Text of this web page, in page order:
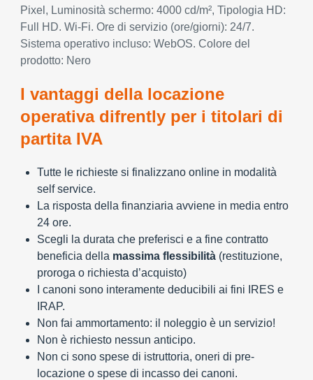
Pixel, Luminosità schermo: 4000 cd/m², Tipologia HD:
Full HD. Wi-Fi. Ore di servizio (ore/giorni): 24/7.
Sistema operativo incluso: WebOS. Colore del
prodotto: Nero
I vantaggi della locazione
operativa difrently per i titolari di
partita IVA
Tutte le richieste si finalizzano online in modalità
self service.
La risposta della finanziaria avviene in media entro
24 ore.
Scegli la durata che preferisci e a fine contratto
beneficia della massima flessibilità (restituzione,
proroga o richiesta d’acquisto)
I canoni sono interamente deducibili ai fini IRES e
IRAP.
Non fai ammortamento: il noleggio è un servizio!
Non è richiesto nessun anticipo.
Non ci sono spese di istruttoria, oneri di pre-
locazione o spese di incasso dei canoni.